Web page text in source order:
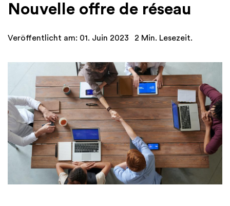
Recherche
Spheriq AI
Finances
International
Nouvelle offre de réseau
Veröffentlicht am: 01. Juin 2023 2 Min. Lesezeit.